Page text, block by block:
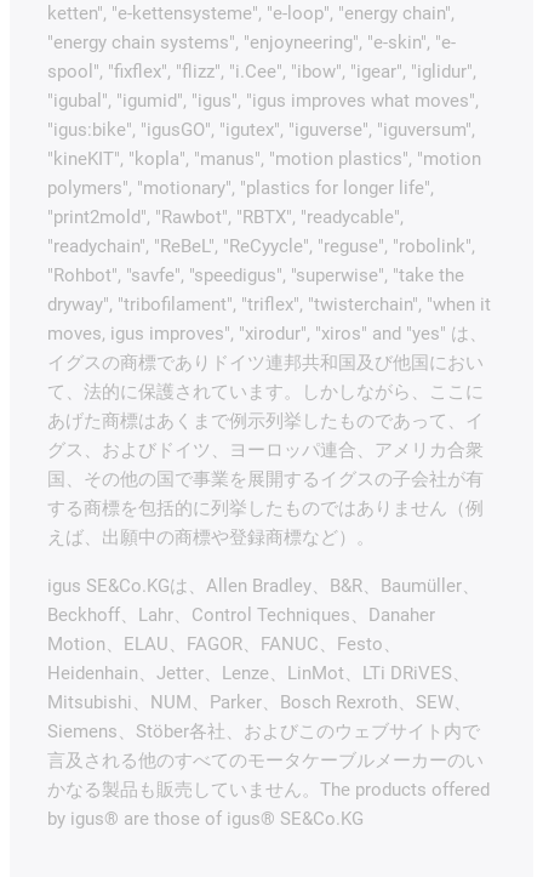
ketten", "e-kettensysteme", "e-loop", "energy chain",
"energy chain systems", "enjoyneering", "e-skin", "e-
spool", "fixflex", "flizz", "i.Cee", "ibow", "igear", "iglidur",
"igubal", "igumid", "igus", "igus improves what moves",
"igus:bike", "igusGO", "igutex", "iguverse", "iguversum",
"kineKIT", "kopla", "manus", "motion plastics", "motion
polymers", "motionary", "plastics for longer life",
"print2mold", "Rawbot", "RBTX", "readycable",
"readychain", "ReBeL", "ReCyycle", "reguse", "robolink",
"Rohbot", "savfe", "speedigus", "superwise", "take the
dryway", "tribofilament", "triflex", "twisterchain", "when it
moves, igus improves", "xirodur", "xiros" and "yes" は、
イグスの商標でありドイツ連邦共和国及び他国におい
て、法的に保護されています。しかしながら、ここに
あげた商標はあくまで例示列挙したものであって、イ
グス、およびドイツ、ヨーロッパ連合、アメリカ合衆
国、その他の国で事業を展開するイグスの子会社が有
する商標を包括的に列挙したものではありません（例
えば、出願中の商標や登録商標など）。
igus SE&Co.KGは、Allen Bradley、B&R、Baumüller、
Beckhoff、Lahr、Control Techniques、Danaher
Motion、ELAU、FAGOR、FANUC、Festo、
Heidenhain、Jetter、Lenze、LinMot、LTi DRiVES、
Mitsubishi、NUM、Parker、Bosch Rexroth、SEW、
Siemens、Stöber各社、およびこのウェブサイト内で
言及される他のすべてのモータケーブルメーカーのい
かなる製品も販売していません。The products offered
by igus® are those of igus® SE&Co.KG